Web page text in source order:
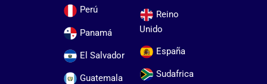
Perú
Panamá
El Salvador
Guatemala
Reino
Unido
España
Sudafrica